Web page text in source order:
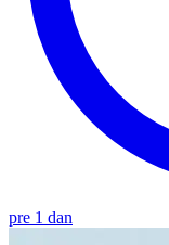
pre 1 dan